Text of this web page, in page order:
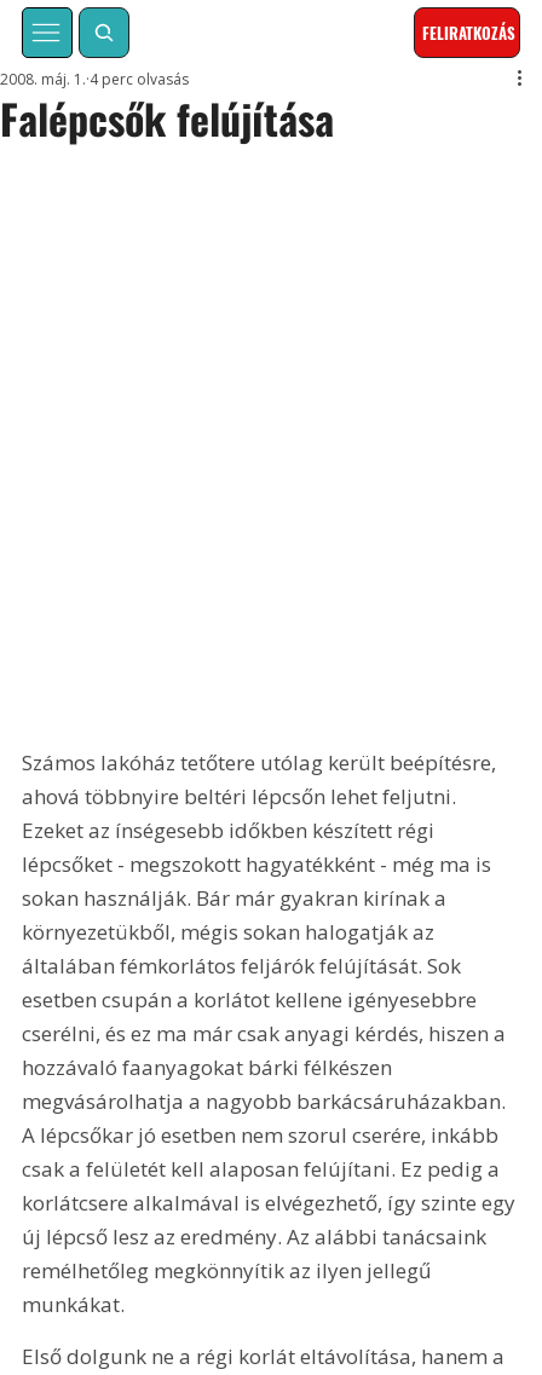
FELIRATKOZÁS
Falépcsők felújítása
2008. máj. 1. 4 perc olvasás
Számos lakóház tetőtere utólag került beépítésre,
ahová többnyire beltéri lépcsőn lehet feljutni.
Ezeket az ínségesebb időkben készített régi
lépcsőket - megszokott hagyatékként - még ma is
sokan használják. Bár már gyakran kirínak a
környezetükből, mégis sokan halogatják az
általában fémkorlátos feljárók felújítását. Sok
esetben csupán a korlátot kellene igényesebbre
cserélni, és ez ma már csak anyagi kérdés, hiszen a
hozzávaló faanyagokat bárki félkészen
megvásárolhatja a nagyobb barkácsáruházakban.
A lépcsőkar jó esetben nem szorul cserére, inkább
csak a felületét kell alaposan felújítani. Ez pedig a
korlátcsere alkalmával is elvégezhető, így szinte egy
új lépcső lesz az eredmény. Az alábbi tanácsaink
remélhetőleg megkönnyítik az ilyen jellegű
munkákat.
Első dolgunk ne a régi korlát eltávolítása, hanem a